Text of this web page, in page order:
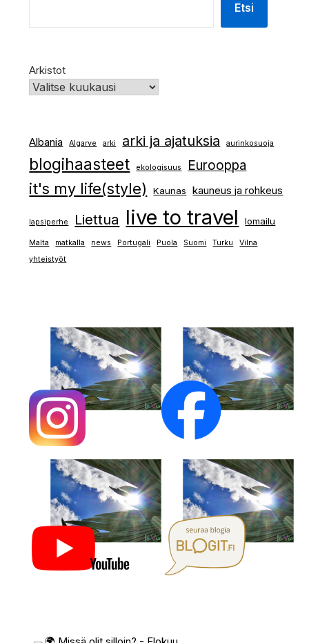
Etsi
Arkistot
Albania Algarve arki arki ja ajatuksia aurinkosuoja
blogihaasteet ekologisuus Eurooppa
it's my life(style) Kaunas kauneus ja rohkeus
lapsiperhe Liettua live to travel lomailu
Malta matkalla news Portugali Puola Suomi Turku
Vilna
yhteistyöt